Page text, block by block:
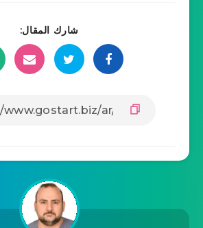
شارك المقال: